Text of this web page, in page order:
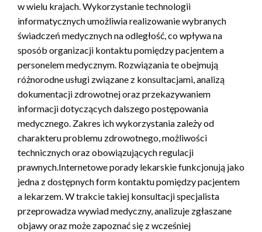
w wielu krajach. Wykorzystanie technologii
informatycznych umożliwia realizowanie wybranych
świadczeń medycznych na odległość, co wpływa na
sposób organizacji kontaktu pomiędzy pacjentem a
personelem medycznym. Rozwiązania te obejmują
różnorodne usługi związane z konsultacjami, analizą
dokumentacji zdrowotnej oraz przekazywaniem
informacji dotyczących dalszego postępowania
medycznego. Zakres ich wykorzystania zależy od
charakteru problemu zdrowotnego, możliwości
technicznych oraz obowiązujących regulacji
prawnych.Internetowe porady lekarskie funkcjonują jako
jedna z dostępnych form kontaktu pomiędzy pacjentem
a lekarzem. W trakcie takiej konsultacji specjalista
przeprowadza wywiad medyczny, analizuje zgłaszane
objawy oraz może zapoznać się z wcześniej